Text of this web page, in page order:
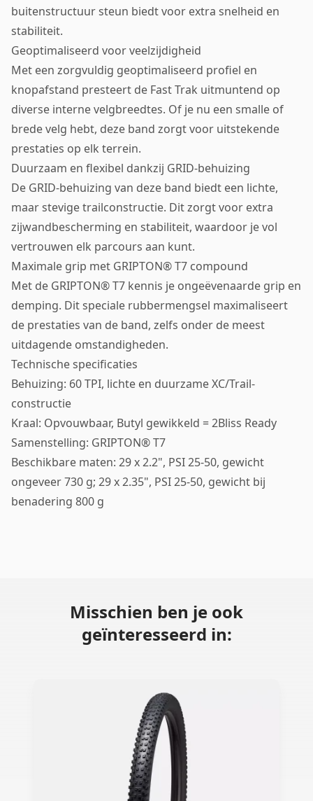
buitenstructuur steun biedt voor extra snelheid en
stabiliteit.
Geoptimaliseerd voor veelzijdigheid
Met een zorgvuldig geoptimaliseerd profiel en
knopafstand presteert de Fast Trak uitmuntend op
diverse interne velgbreedtes. Of je nu een smalle of
brede velg hebt, deze band zorgt voor uitstekende
prestaties op elk terrein.
Duurzaam en flexibel dankzij GRID-behuizing
De GRID-behuizing van deze band biedt een lichte,
maar stevige trailconstructie. Dit zorgt voor extra
zijwandbescherming en stabiliteit, waardoor je vol
vertrouwen elk parcours aan kunt.
Maximale grip met GRIPTON® T7 compound
Met de GRIPTON® T7 kennis je ongeëvenaarde grip en
demping. Dit speciale rubbermengsel maximaliseert
de prestaties van de band, zelfs onder de meest
uitdagende omstandigheden.
Technische specificaties
Behuizing: 60 TPI, lichte en duurzame XC/Trail-
constructie
Kraal: Opvouwbaar, Butyl gewikkeld = 2Bliss Ready
Samenstelling: GRIPTON® T7
Beschikbare maten: 29 x 2.2", PSI 25-50, gewicht
ongeveer 730 g; 29 x 2.35", PSI 25-50, gewicht bij
benadering 800 g
Misschien ben je ook
geïnteresseerd in: